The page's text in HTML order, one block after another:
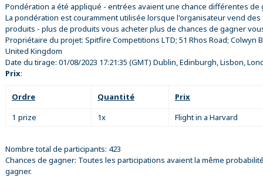
Pondération a été appliqué - entrées avaient une chance différentes de
La pondération est couramment utilisée lorsque l'organisateur vend des
produits - plus de produits vous acheter plus de chances de gagner
Propriétaire du projet: Spitfire Competitions LTD; 51 Rhos Road; Colwyn
United Kingdom
Date du tirage: 01/08/2023 17:21:35 (GMT) Dublin, Edinburgh, Lisbon,
Prix:
Ordre Quantité
Prix
1 prize
1x Flight in a Harvard
Nombre total de participants: 423
Chances de gagner: Toutes les participations avaient la même
gagner.